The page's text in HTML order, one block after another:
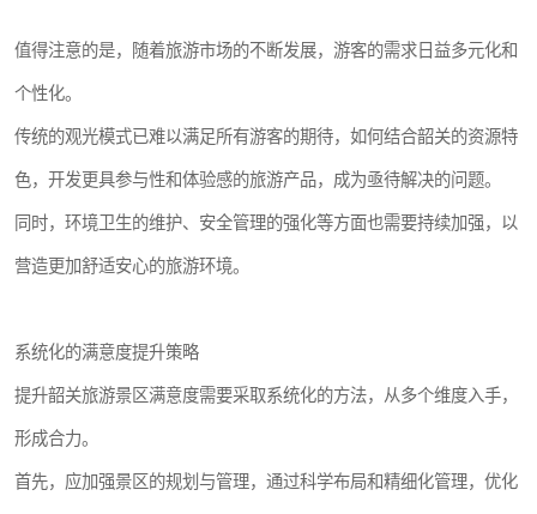
值得注意的是，随着旅游市场的不断发展，游客的需求日益多元化和
个性化。
传统的观光模式已难以满足所有游客的期待，如何结合韶关的资源特
色，开发更具参与性和体验感的旅游产品，成为亟待解决的问题。
同时，环境卫生的维护、安全管理的强化等方面也需要持续加强，以
营造更加舒适安心的旅游环境。
系统化的满意度提升策略
提升韶关旅游景区满意度需要采取系统化的方法，从多个维度入手，
形成合力。
首先，应加强景区的规划与管理，通过科学布局和精细化管理，优化